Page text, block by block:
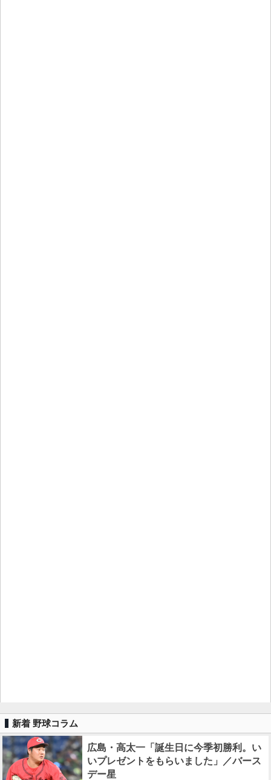
新着 野球コラム
広島・高太一「誕生日に今季初勝利。い
いプレゼントをもらいました」／バース
デー星